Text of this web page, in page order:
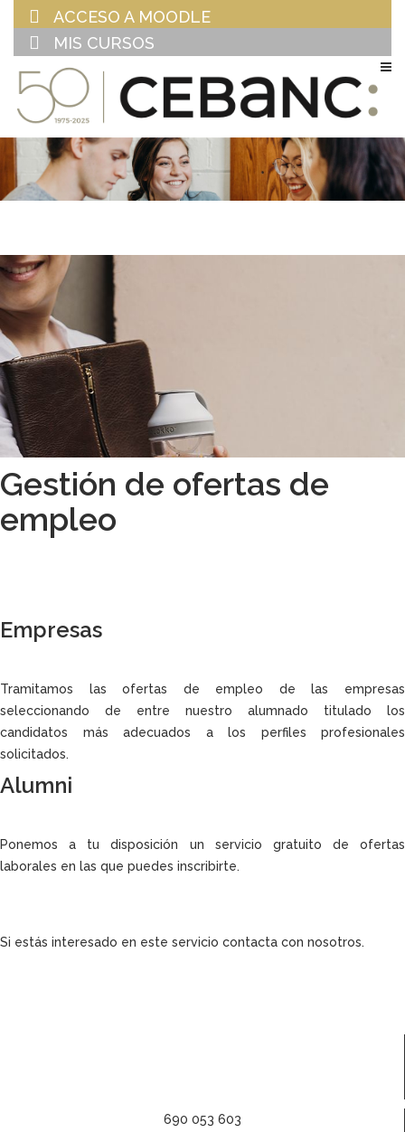
ACCESO A MOODLE
MIS CURSOS
ES
Gestión de ofertas de
empleo
Empresas
Tramitamos las ofertas de empleo de las empresas
seleccionando de entre nuestro alumnado titulado los
candidatos más adecuados a los perfiles profesionales
solicitados.
Alumni
Ponemos a tu disposición un servicio gratuito de ofertas
laborales en las que puedes inscribirte.
Si estás interesado en este servicio contacta con nosotros.
690 053 603